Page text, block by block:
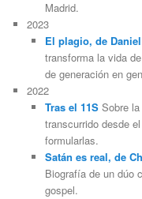
Madrid.
2023
El plagio, de
transforma la vida
de generación en
2022
Tras el 11SSobre la
transcurrido desde
formularlas.
Satán es real, de
Biografía de un dúo
gospel.